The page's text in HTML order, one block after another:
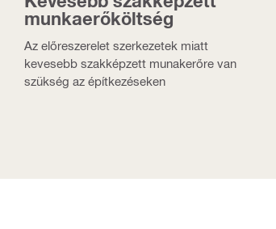
munkaerőköltség
Az előreszerelet szerkezetek miatt
kevesebb szakképzett munakerőre van
szükség az építkezéseken